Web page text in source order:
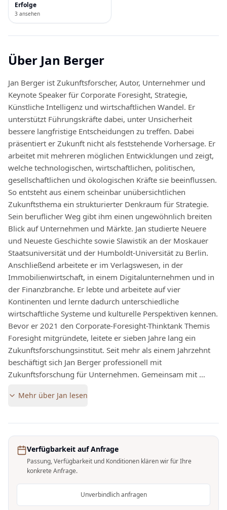
Erfolge
3 ansehen
Über Jan Berger
Jan Berger ist Zukunftsforscher, Autor, Unternehmer und
Keynote Speaker für Corporate Foresight, Strategie,
Künstliche Intelligenz und wirtschaftlichen Wandel. Er
unterstützt Führungskräfte dabei, unter Unsicherheit
bessere langfristige Entscheidungen zu treffen. Dabei
präsentiert er Zukunft nicht als feststehende Vorhersage. Er
arbeitet mit mehreren möglichen Entwicklungen und zeigt,
welche technologischen, wirtschaftlichen, politischen,
gesellschaftlichen und ökologischen Kräfte sie beeinflussen.
So entsteht aus einem scheinbar unübersichtlichen
Zukunftsthema ein strukturierter Denkraum für Strategie.
Sein beruflicher Weg gibt ihm einen ungewöhnlich breiten
Blick auf Unternehmen und Märkte. Jan studierte Neuere
und Neueste Geschichte sowie Slawistik an der Moskauer
Staatsuniversität und der Humboldt-Universität zu Berlin.
Anschließend arbeitete er im Verlagswesen, in der
Immobilienwirtschaft, in einem Digitalunternehmen und in
der Finanzbranche. Er lebte und arbeitete auf vier
Kontinenten und lernte dadurch unterschiedliche
wirtschaftliche Systeme und kulturelle Perspektiven kennen.
Bevor er 2021 den Corporate-Foresight-Thinktank Themis
Foresight mitgründete, leitete er sieben Jahre lang ein
Zukunftsforschungsinstitut. Seit mehr als einem Jahrzehnt
beschäftigt sich Jan Berger professionell mit
Zukunftsforschung für Unternehmen. Gemeinsam mit …
Mehr über Jan lesen
Verfügbarkeit auf Anfrage
Passung, Verfügbarkeit und Konditionen klären wir für Ihre
konkrete Anfrage.
Unverbindlich anfragen